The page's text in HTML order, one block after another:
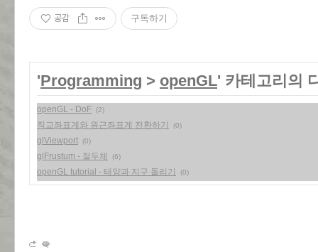
공감 구독하기
'Programming > openGL' 카테고리의
openGL - DoF (2)
직교좌표계와 원근좌표계 전환하기 (0)
glViewport (0)
glFrustum - 절두체 (6)
openGL tutorial - 태양과 지구 돌리기 (0)